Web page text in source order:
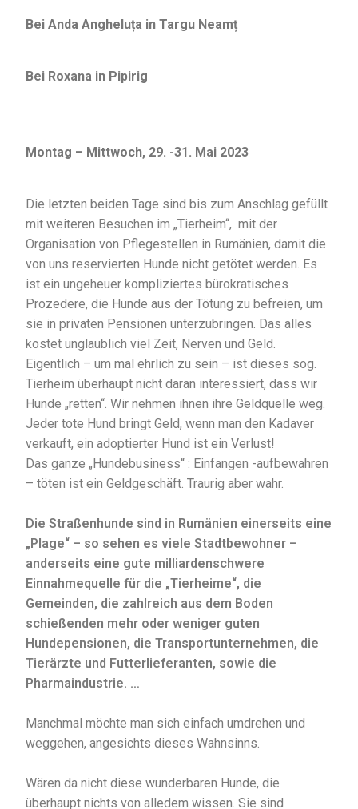
Bei Anda Angheluța in Targu Neamț
Bei Roxana in Pipirig
Montag – Mittwoch, 29. -31. Mai 2023
Die letzten beiden Tage sind bis zum Anschlag gefüllt
mit weiteren Besuchen im „Tierheim“, mit der
Organisation von Pflegestellen in Rumänien, damit die
von uns reservierten Hunde nicht getötet werden. Es
ist ein ungeheuer kompliziertes bürokratisches
Prozedere, die Hunde aus der Tötung zu befreien, um
sie in privaten Pensionen unterzubringen. Das alles
kostet unglaublich viel Zeit, Nerven und Geld.
Eigentlich – um mal ehrlich zu sein – ist dieses sog.
Tierheim überhaupt nicht daran interessiert, dass wir
Hunde „retten“. Wir nehmen ihnen ihre Geldquelle weg.
Jeder tote Hund bringt Geld, wenn man den Kadaver
verkauft, ein adoptierter Hund ist ein Verlust!
Das ganze „Hundebusiness“ : Einfangen -aufbewahren
– töten ist ein Geldgeschäft. Traurig aber wahr.
Die Straßenhunde sind in Rumänien einerseits eine
„Plage“ – so sehen es viele Stadtbewohner –
anderseits eine gute milliardenschwere
Einnahmequelle für die „Tierheime“, die
Gemeinden, die zahlreich aus dem Boden
schießenden mehr oder weniger guten
Hundepensionen, die Transportunternehmen, die
Tierärzte und Futterlieferanten, sowie die
Pharmaindustrie. …
Manchmal möchte man sich einfach umdrehen und
weggehen, angesichts dieses Wahnsinns.
Wären da nicht diese wunderbaren Hunde, die
überhaupt nichts von alledem wissen. Sie sind